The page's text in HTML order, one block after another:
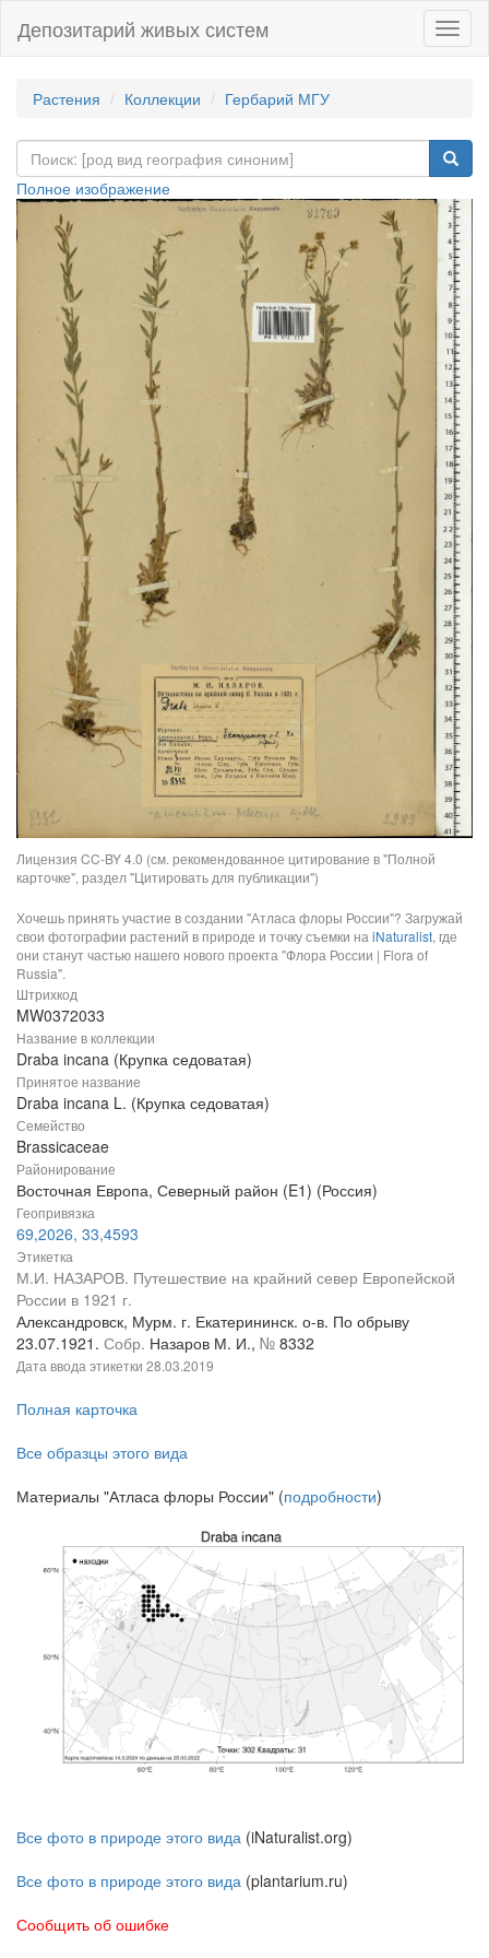
Депозитарий живых систем
Растения Коллекции Гербарий МГУ
Полное изображение
Лицензия CC-BY 4.0 (см. рекомендованное цитирование в "Полной
карточке", раздел "Цитировать для публикации")
Хочешь принять участие в создании "Атласа флоры России"? Загружай
свои фотографии растений в природе и точку съемки на iNaturalist, где
они станут частью нашего нового проекта "Флора России | Flora of
Russia".
Штрихкод
MW0372033
Название в коллекции
Draba incana (Крупка седоватая)
Принятое название
Draba incana L. (Крупка седоватая)
Семейство
Brassicaceae
Районирование
Восточная Европа, Северный район (E1) (Россия)
Геопривязка
69,2026, 33,4593
Этикетка
М.И. НАЗАРОВ. Путешествие на крайний север Европейской
России в 1921 г.
Александровск, Мурм. г. Екатерининск. о-в. По обрыву
23.07.1921. Собр. Назаров М. И., № 8332
Дата ввода этикетки 28.03.2019
Полная карточка
Все образцы этого вида
Материалы "Атласа флоры России" (подробности)
Все фото в природе этого вида (iNaturalist.org)
Все фото в природе этого вида (plantarium.ru)
Сообщить об ошибке